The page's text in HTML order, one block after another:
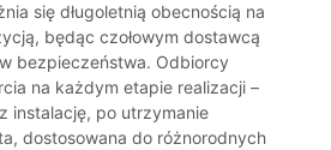
się długoletnią obecnością na
będąc czołowym dostawcą
bezpieczeństwa. Odbiorcy
na każdym etapie realizacji –
instalację, po utrzymanie
dostosowana do różnorodnych